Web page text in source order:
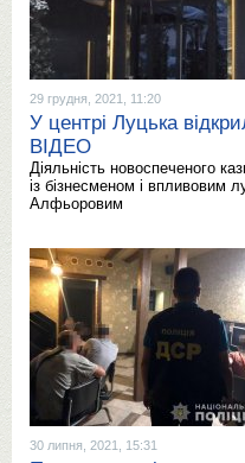
29 грудня, 2021, 11:20
У центрі Луцька
ВІДЕО
Діяльність новоспеченого
із бізнесменом і впливовим
Алфьоровим
30 липня, 2021, 15:31